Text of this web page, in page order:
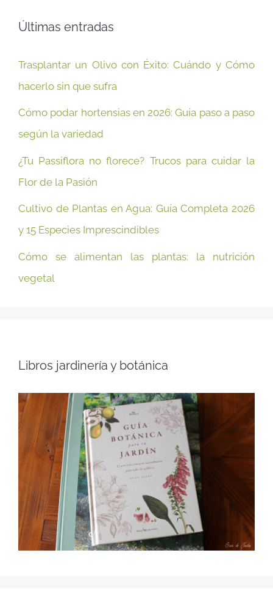
Últimas entradas
Trasplantar un Olivo con Éxito: Cuándo y Cómo
hacerlo sin que sufra
Cómo podar hortensias en 2026: Guía paso a paso
según la variedad
¿Tu Passiflora no florece? Trucos para cuidar la
Flor de la Pasión
Cultivo de Plantas en Agua: Guía Completa 2026
y 15 Especies Imprescindibles
Cómo se alimentan las plantas: la nutrición
vegetal
Libros jardinería y botánica